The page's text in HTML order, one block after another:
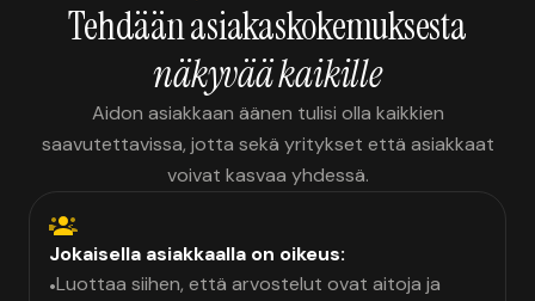
Tehdään asiakaskokemuksesta
näkyvää kaikille
Aidon asiakkaan äänen tulisi olla kaikkien
saavutettavissa, jotta sekä yritykset että asiakkaat
voivat kasvaa yhdessä.
Jokaisella asiakkaalla on oikeus:
•Luottaa siihen, että arvostelut ovat aitoja ja